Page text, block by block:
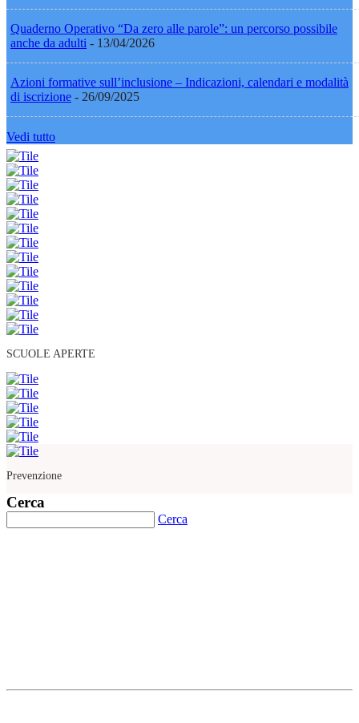
Quaderno Operativo “Da zero alle parole”: un percorso possibile
anche da adulti - 13/04/2026
Azioni formative sull’inclusione – Indicazioni, calendari e modalità
di iscrizione - 26/09/2025
Vedi tutto
SCUOLE APERTE
Prevenzione
Cerca
Cerca